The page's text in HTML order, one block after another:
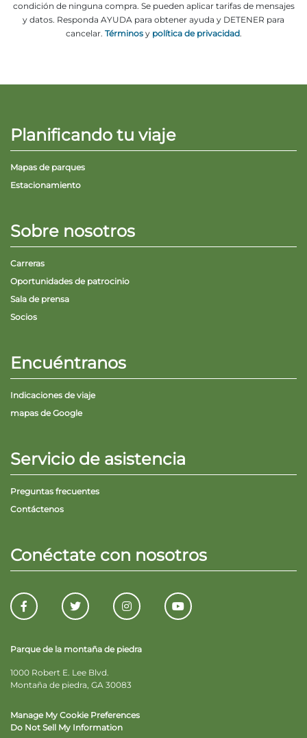
condición de ninguna compra. Se pueden aplicar tarifas de mensajes
y datos. Responda AYUDA para obtener ayuda y DETENER para
cancelar. Términosy política de privacidad.
Planificando tu viaje
Mapas de parques
Estacionamiento
Sobre nosotros
Carreras
Oportunidades de patrocinio
Sala de prensa
Socios
Encuéntranos
Indicaciones de viaje
mapas de Google
Servicio de asistencia
Preguntas frecuentes
Contáctenos
Conéctate con nosotros
Parque de la montaña de piedra
1000 Robert E. Lee Blvd.
Montaña de piedra, GA 30083
Manage My Cookie Preferences
Do Not Sell My Information